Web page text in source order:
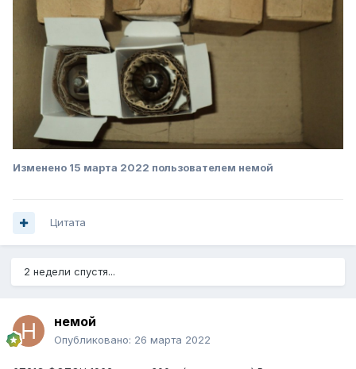
Изменено 15 марта 2022 пользователем немой
Цитата
2 недели спустя...
немой
Опубликовано: 26 марта 2022